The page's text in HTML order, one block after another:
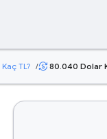
TL? /currency_exchange 80.040 Dolar